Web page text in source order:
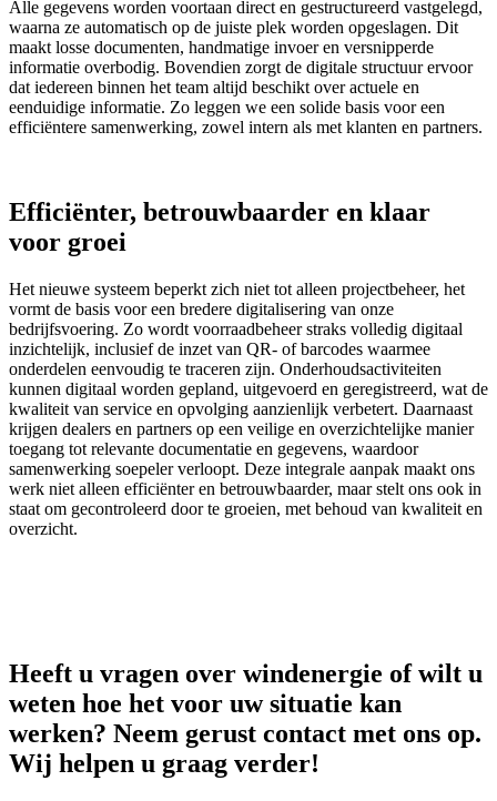
Alle gegevens worden voortaan direct en gestructureerd vastgelegd,
waarna ze automatisch op de juiste plek worden opgeslagen. Dit
maakt losse documenten, handmatige invoer en versnipperde
informatie overbodig. Bovendien zorgt de digitale structuur ervoor
dat iedereen binnen het team altijd beschikt over actuele en
eenduidige informatie. Zo leggen we een solide basis voor een
efficiëntere samenwerking, zowel intern als met klanten en partners.
Efficiënter, betrouwbaarder en klaar
voor groei
Het nieuwe systeem beperkt zich niet tot alleen projectbeheer, het
vormt de basis voor een bredere digitalisering van onze
bedrijfsvoering. Zo wordt voorraadbeheer straks volledig digitaal
inzichtelijk, inclusief de inzet van QR- of barcodes waarmee
onderdelen eenvoudig te traceren zijn. Onderhoudsactiviteiten
kunnen digitaal worden gepland, uitgevoerd en geregistreerd, wat de
kwaliteit van service en opvolging aanzienlijk verbetert. Daarnaast
krijgen dealers en partners op een veilige en overzichtelijke manier
toegang tot relevante documentatie en gegevens, waardoor
samenwerking soepeler verloopt. Deze integrale aanpak maakt ons
werk niet alleen efficiënter en betrouwbaarder, maar stelt ons ook in
staat om gecontroleerd door te groeien, met behoud van kwaliteit en
overzicht.
Heeft u vragen over windenergie of wilt u
weten hoe het voor uw situatie kan
werken? Neem gerust contact met ons op.
Wij helpen u graag verder!